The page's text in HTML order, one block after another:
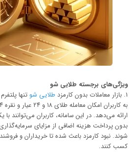
ویژگی‌های برجسته طلایی شو
1. بازار معاملات بدون کارمزد
طلایی شو تنها
ارائه می‌دهد. در این سامانه، کاربران می‌توانند با
بدون پرداخت هزینه اضافی از مزایای سرمایه‌گذاری
شوند. نبود کارمزد باعث شده تا خریداران و
کسب کنند.